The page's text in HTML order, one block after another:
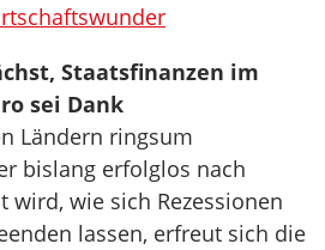
Staatsfinanzen im
sei Dank
Ländern ringsum
bislang erfolglos nach
wird, wie sich Rezessionen
lassen, erfreut sich die